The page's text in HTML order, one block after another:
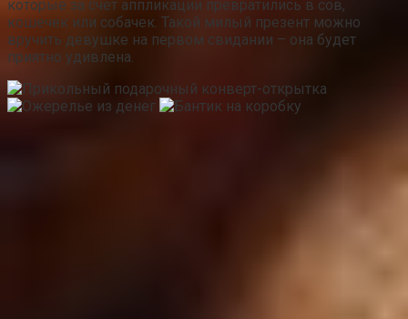
которые за счет аппликации превратились в сов,
кошечек или собачек. Такой милый презент можно
вручить девушке на первом свидании – она будет
приятно удивлена.